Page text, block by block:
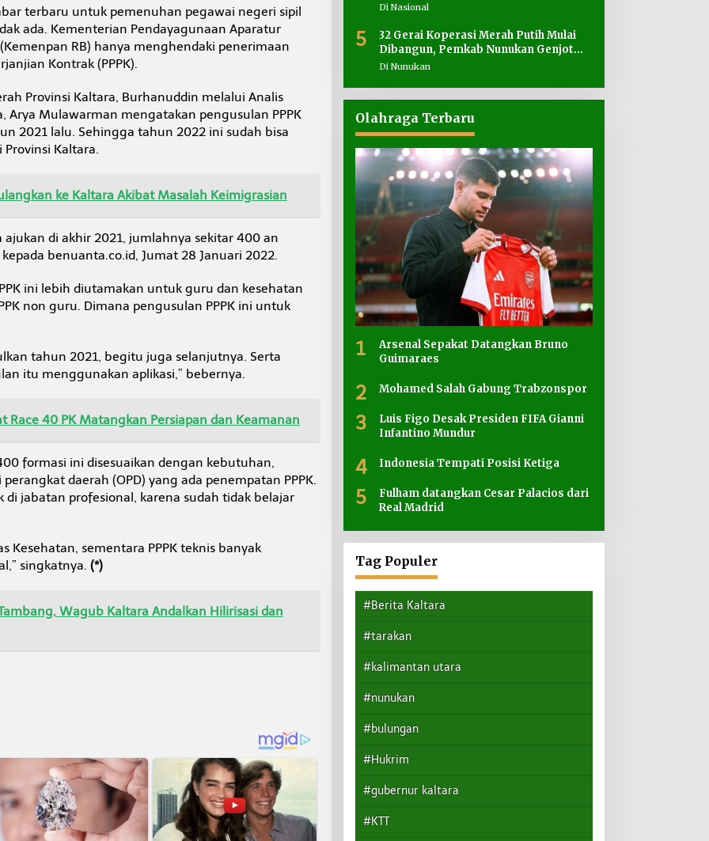
terbaru untuk pemenuhan pegawai negeri sipil
ada. Kementerian Pendayagunaan Aparatur
RB) hanya menghendaki penerimaan
Kontrak (PPPK).
Provinsi Kaltara, Burhanuddin melalui Analis
Arya Mulawarman mengatakan pengusulan PPPK
2021 lalu. Sehingga tahun 2022 ini sudah bisa
Kaltara.
ke Kaltara Akibat Masalah Keimigrasian
ajukan di akhir 2021, jumlahnya sekitar 400 an
benuanta.co.id, Jumat 28 Januari 2022.
ini lebih diutamakan untuk guru dan kesehatan
non guru. Dimana pengusulan PPPK ini untuk
tahun 2021, begitu juga selanjutnya. Serta
itu menggunakan aplikasi,” bebernya.
Race 40 PK Matangkan Persiapan dan Keamanan
formasi ini disesuaikan dengan kebutuhan,
daerah (OPD) yang ada penempatan PPPK.
di jabatan profesional, karena sudah tidak belajar
Kesehatan, sementara PPPK teknis banyak
singkatnya. (*)
Wagub Kaltara Andalkan Hilirisasi dan
Di Nasional
5
32 Gerai Koperasi Merah Putih Mulai
Dibangun, Pemkab Nunukan Genjot
Penyediaan Lahan
Di Nunukan
Olahraga Terbaru
1
Arsenal Sepakat Datangkan Bruno
Guimaraes
2 Mohamed Salah Gabung Trabzonspor
3
Luis Figo Desak Presiden FIFA Gianni
Infantino Mundur
4 Indonesia Tempati Posisi Ketiga
5
Fulham datangkan Cesar Palacios dari
Real Madrid
Tag Populer
#Berita Kaltara
#tarakan
#kalimantan utara
#nunukan
#bulungan
#Hukrim
#gubernur kaltara
#KTT